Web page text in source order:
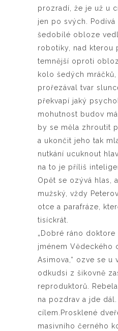
prozradí, že je už u
jen po svých. Podívá
šedobílé obloze
robotiky, nad kterou
temnější oproti
kolo šedých
prořezával tvar
překvapí jaký
mohutnost budov
by se měla zhroutit
a ukončit jeho tak
nutkání ucuknout
na to je příliš
Opět se ozývá hlas,
mužský, vždy
otce a parafráze,
tisíckrát.
„Dobré ráno doktore
jménem Vědeckého
Asimova,“ ozve se u
odkudsi z šikovně
reproduktorů.
na pozdrav a jde
cílem.Prosklené
masivního černého